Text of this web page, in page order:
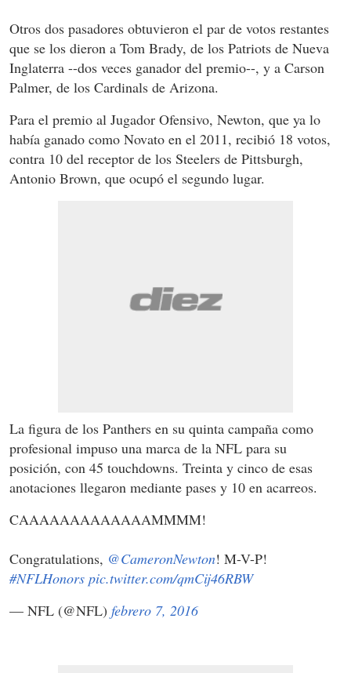
Otros dos pasadores obtuvieron el par de votos restantes
que se los dieron a Tom Brady, de los Patriots de Nueva
Inglaterra --dos veces ganador del premio--, y a Carson
Palmer, de los Cardinals de Arizona.
Para el premio al Jugador Ofensivo, Newton, que ya lo
había ganado como Novato en el 2011, recibió 18 votos,
contra 10 del receptor de los Steelers de Pittsburgh,
Antonio Brown, que ocupó el segundo lugar.
La figura de los Panthers en su quinta campaña como
profesional impuso una marca de la NFL para su
posición, con 45 touchdowns. Treinta y cinco de esas
anotaciones llegaron mediante pases y 10 en acarreos.
CAAAAAAAAAAAAAMMMM!
Congratulations, @CameronNewton! M-V-P!
#NFLHonors pic.twitter.com/qmCij46RBW
— NFL (@NFL) febrero 7, 2016